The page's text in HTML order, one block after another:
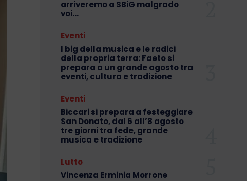
arriveremo a SBiG malgrado
voi…
Eventi
I big della musica e le radici
della propria terra: Faeto si
prepara a un grande agosto tra
eventi, cultura e tradizione
Eventi
Biccari si prepara a festeggiare
San Donato, dal 6 all’8 agosto
tre giorni tra fede, grande
musica e tradizione
Lutto
Vincenza Erminia Morrone